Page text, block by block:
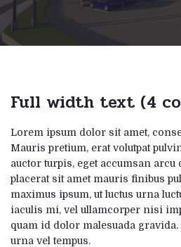
Full width text (4
Lorem ipsum dolor sit amet,
Mauris pretium, erat volutpat
auctor turpis, eget accumsan
placerat sit amet mauris finibus
maximus ipsum, ut luctus urna
iaculis mi, vel ullamcorper nisi
quam id dolor malesuada
urna vel tempus.